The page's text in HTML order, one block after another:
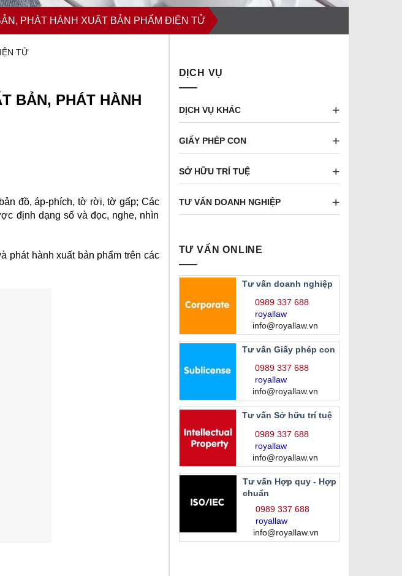
PHÁT HÀNH XUẤT BẢN PHẨM ĐIỆN TỬ
TỬ
BẢN, PHÁT HÀNH
đồ, áp-phích, tờ rời, tờ gấp; Các
định dạng số và đọc, nghe, nhìn
phát hành xuất bản phẩm trên các
DỊCH VỤ
DỊCH VỤ KHÁC
GIẤY PHÉP CON
SỞ HỮU TRÍ TUỆ
TƯ VẤN DOANH NGHIỆP
TƯ VẤN ONLINE
Tư vấn doanh nghiệp
0989 337 688
royallaw
info@royallaw.vn
Tư vấn Giấy phép con
0989 337 688
royallaw
info@royallaw.vn
Tư vấn Sở hữu trí tuệ
0989 337 688
royallaw
info@royallaw.vn
Tư vấn Hợp quy - Hợp
chuẩn
0989 337 688
royallaw
info@royallaw.vn